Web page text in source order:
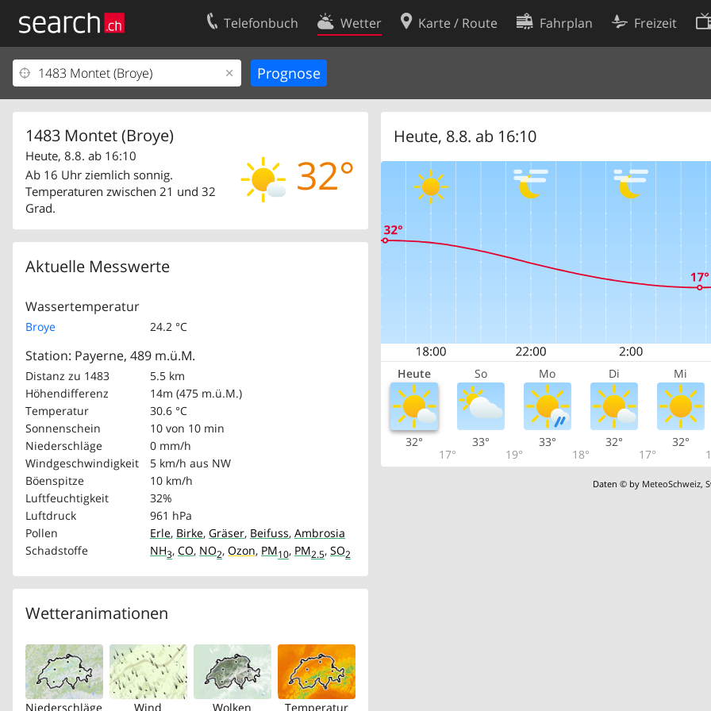
Telefonbuch Wetter Karte / Route Fahrplan Freizeit
1483 Montet (Broye)
32°
Heute, 8.8. ab 16:10
Ab 16 Uhr ziemlich sonnig.
Temperaturen zwischen 21 und 32
Grad.
Aktuelle Messwerte
Wassertemperatur
Broye 24.2 °C
Station: Payerne, 489 m.ü.M.
Distanz zu 1483
5.5 km
Höhendifferenz
14m (475 m.ü.M.)
Temperatur
30.6 °C
Sonnenschein
10 von 10 min
Niederschläge
0 mm/h
Windgeschwindigkeit
5 km/h aus NW
Böenspitze
10 km/h
Luftfeuchtigkeit
32%
Luftdruck
961 hPa
Pollen
Erle, Birke, Gräser, Beifuss, Ambrosia
Schadstoffe
NH3, CO, NO2, Ozon, PM10, PM2.5, SO2
Wetteranimationen
Niederschläge Wind Wolken Temperatur
Heute, 8.8. ab 16:10
Heute So Mo Di Mi
32°
17°
33°
19°
33°
18°
32°
17°
32°
Daten © by MeteoSchweiz,
Ihr Eintrag
Kundencenter Geschäftskunden
Kontakt
Nutzungsbedingungen
Cookie-Einstellungen